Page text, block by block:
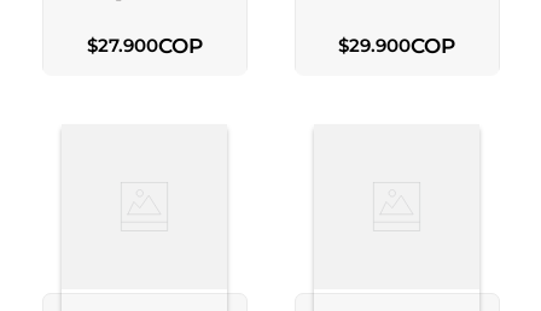
$27.900COP $29.900COP